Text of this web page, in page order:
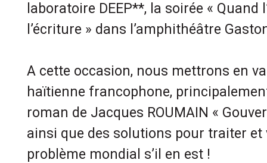
laboratoire DEEP**, la soirée « Quand
l’écriture » dans l’amphithéâtre
A cette occasion, nous mettrons en
haïtienne francophone,
roman de Jacques ROUMAIN «
ainsi que des solutions pour traiter et
problème mondial s’il en est !